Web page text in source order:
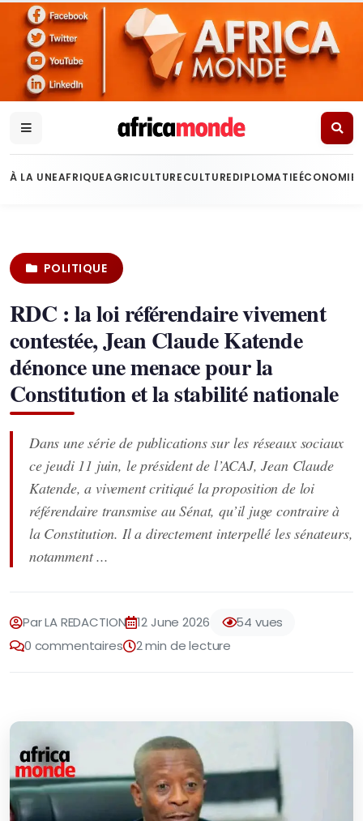
À LA UNEAFRIQUEAGRICULTURECULTUREDIPLOMATIEÉCONOMIE
POLITIQUE
RDC : la loi référendaire vivement
contestée, Jean Claude Katende
dénonce une menace pour la
Constitution et la stabilité nationale
Dans une série de publications sur les réseaux sociaux
ce jeudi 11 juin, le président de l’ACAJ, Jean Claude
Katende, a vivement critiqué la proposition de loi
référendaire transmise au Sénat, qu’il juge contraire à
la Constitution. Il a directement interpellé les sénateurs,
notamment ...
Par LA REDACTION 12 June 2026
54 vues
0 commentaires
2 min de lecture